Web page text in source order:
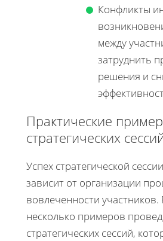
Конфликты
между
затруднить
решения и
Практические
стратегических
Успех стратегической
зависит от организации
вовлеченности участников.
несколько примеров
стратегических сессий,